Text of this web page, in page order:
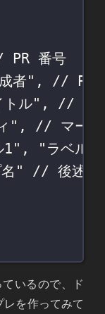
番号
者", // PR
ル", // PR
", // マーク
"ラベル
名" // 後述
ているので、ド
を作ってみて